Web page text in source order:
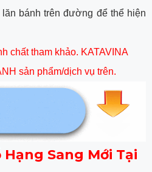
bánh trên đường để thể hiện
chất tham khảo. KATAVINA
sản phẩm/dịch vụ trên.
Hạng Sang Mới Tại